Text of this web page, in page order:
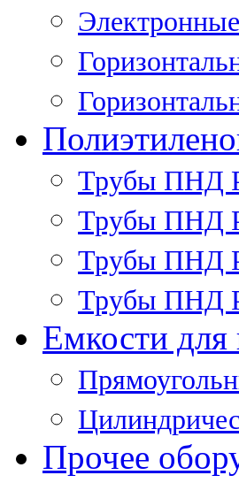
Трубы ПНД
Трубы ПНД
Трубы ПНД
Трубы ПНД
Емкости для
Прочее